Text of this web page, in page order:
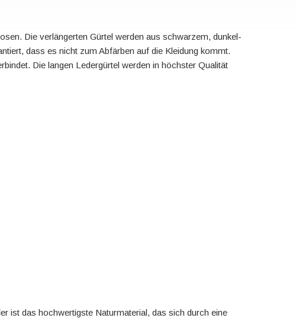
Die verlängerten Gürtel werden aus schwarzem, dunkel-
dass es nicht zum Abfärben auf die Kleidung kommt.
Die langen Ledergürtel werden in höchster Qualität
ist das hochwertigste Naturmaterial, das sich durch eine